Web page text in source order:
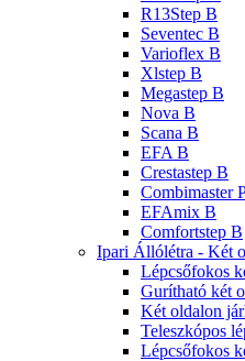
R13Step B
Seventec B
Varioflex B
Xlstep B
Megastep B
Nova B
Scana B
EFA B
Crestastep B
Combimaster
EFAmix B
Comfortstep B
Ipari Állólétra - Két
Lépcsőfokos
Gurítható két
Két oldalon
Teleszkópos
Lépcsőfokos